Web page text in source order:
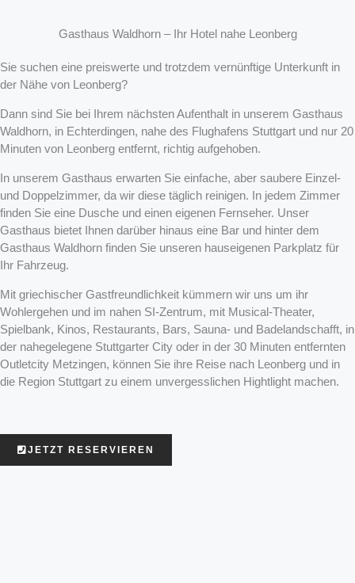
Gasthaus Waldhorn – Ihr Hotel nahe Leonberg
Sie suchen eine preiswerte und trotzdem vernünftige Unterkunft in
der Nähe von Leonberg?
Dann sind Sie bei Ihrem nächsten Aufenthalt in unserem Gasthaus
Waldhorn, in Echterdingen, nahe des Flughafens Stuttgart und nur 20
Minuten von Leonberg entfernt, richtig aufgehoben.
In unserem Gasthaus erwarten Sie einfache, aber saubere Einzel-
und Doppelzimmer, da wir diese täglich reinigen. In jedem Zimmer
finden Sie eine Dusche und einen eigenen Fernseher. Unser
Gasthaus bietet Ihnen darüber hinaus eine Bar und hinter dem
Gasthaus Waldhorn finden Sie unseren hauseigenen Parkplatz für
Ihr Fahrzeug.
Mit griechischer Gastfreundlichkeit kümmern wir uns um ihr
Wohlergehen und im nahen SI-Zentrum, mit Musical-Theater,
Spielbank, Kinos, Restaurants, Bars, Sauna- und Badelandschafft, in
der nahegelegene Stuttgarter City oder in der 30 Minuten entfernten
Outletcity Metzingen, können Sie ihre Reise nach Leonberg und in
die Region Stuttgart zu einem unvergesslichen Hightlight machen.
JETZT RESERVIEREN